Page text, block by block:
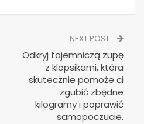
NEXT POST
Odkryj tajemniczą zupę
z klopsikami, która
skutecznie pomoże ci
zgubić zbędne
kilogramy i poprawić
samopoczucie.